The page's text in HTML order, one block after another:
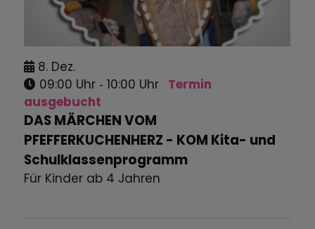
8. Dez.
09:00 Uhr‐ 10:00 Uhr Termin
ausgebucht
DAS MÄRCHEN VOM
PFEFFERKUCHENHERZ - KOM Kita- und
Schulklassenprogramm
Für Kinder ab 4 Jahren